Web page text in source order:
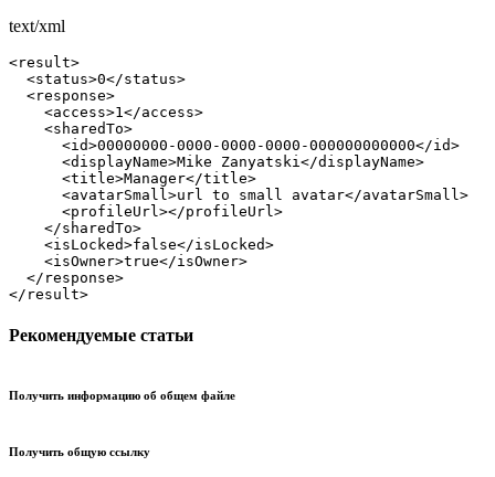
text/xml
<result>
  <status>0</status>
  <response>
    <access>1</access>
    <sharedTo>
      <id>00000000-0000-0000-0000-000000000000</id>
      <displayName>Mike Zanyatski</displayName>
      <title>Manager</title>
      <avatarSmall>url to small avatar</avatarSmall>
      <profileUrl></profileUrl>
    </sharedTo>
    <isLocked>false</isLocked>
    <isOwner>true</isOwner>
  </response>
</result>
Рекомендуемые статьи
Получить информацию об общем файле
Получить общую ссылку